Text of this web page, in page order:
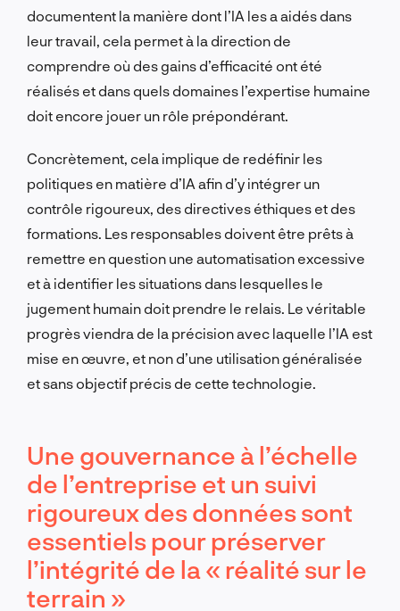
documentent la manière dont l’IA les a aidés dans
leur travail, cela permet à la direction de
comprendre où des gains d’efficacité ont été
réalisés et dans quels domaines l’expertise humaine
doit encore jouer un rôle prépondérant.
Concrètement, cela implique de redéfinir les
politiques en matière d’IA afin d’y intégrer un
contrôle rigoureux, des directives éthiques et des
formations. Les responsables doivent être prêts à
remettre en question une automatisation excessive
et à identifier les situations dans lesquelles le
jugement humain doit prendre le relais. Le véritable
progrès viendra de la précision avec laquelle l’IA est
mise en œuvre, et non d’une utilisation généralisée
et sans objectif précis de cette technologie.
Une gouvernance à l’échelle
de l’entreprise et un suivi
rigoureux des données sont
essentiels pour préserver
l’intégrité de la « réalité sur le
terrain »